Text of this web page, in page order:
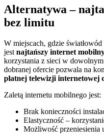
Alternatywa –
bez limitu
W miejscach, gdzie światłowód
jest najtańszy internet
korzystania z sieci w
dobranej ofercie pozwala na
płatnej telewizji internetowej
Zaletą internetu mobilnego jest:
Brak konieczności
Elastyczność –
Możliwość przeniesienia